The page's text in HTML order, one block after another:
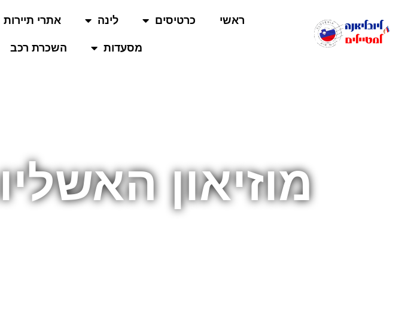
ראשי כרטיסים לינה אתרי תיירות
מסעדות השכרת רכב
מוזיאון